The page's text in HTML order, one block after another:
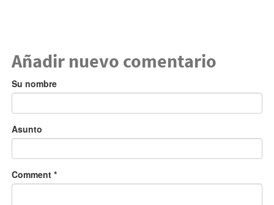
Añadir nuevo comentario
Su nombre
Asunto
Comment *